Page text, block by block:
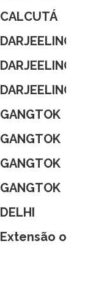
CALCUTÁ
DARJEELING
DARJEELING
DARJEELING
GANGTOK
GANGTOK
GANGTOK
GANGTOK
DELHI
Extensão ou